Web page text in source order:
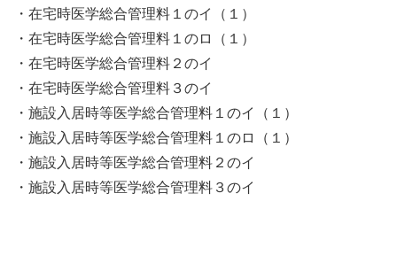
・在宅時医学総合管理料１のイ（１）
・在宅時医学総合管理料１のロ（１）
・在宅時医学総合管理料２のイ
・在宅時医学総合管理料３のイ
・施設入居時等医学総合管理料１のイ（１）
・施設入居時等医学総合管理料１のロ（１）
・施設入居時等医学総合管理料２のイ
・施設入居時等医学総合管理料３のイ